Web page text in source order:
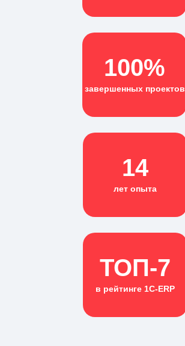
завершенных проектов
100%
ТОП-7
в рейтинге 1С-ERP
лет опыта
14